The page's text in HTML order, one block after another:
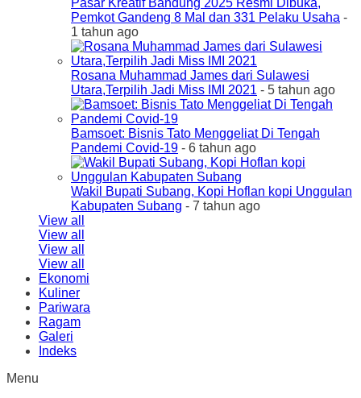
Pasar Kreatif Bandung 2025 Resmi Dibuka,
Pemkot Gandeng 8 Mal dan 331 Pelaku Usaha -
1 tahun ago
Rosana Muhammad James dari Sulawesi
Utara,Terpilih Jadi Miss IMI 2021 - 5 tahun ago
Bamsoet: Bisnis Tato Menggeliat Di Tengah
Pandemi Covid-19 - 6 tahun ago
Wakil Bupati Subang, Kopi Hoflan kopi Unggulan
Kabupaten Subang - 7 tahun ago
View all
View all
View all
View all
Ekonomi
Kuliner
Pariwara
Ragam
Galeri
Indeks
Menu